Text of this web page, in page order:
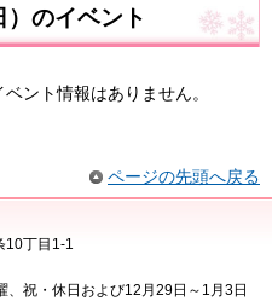
のイベント
ント情報はありません。
ページの先頭へ戻る
10丁目1-1
祝・休日および12月29日～1月3日